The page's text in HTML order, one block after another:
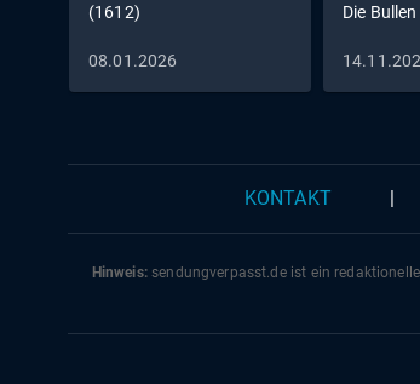
(1612)
08.01.2026
Die
KONTAKT
Hinweis:sendungverpasst.deist ein